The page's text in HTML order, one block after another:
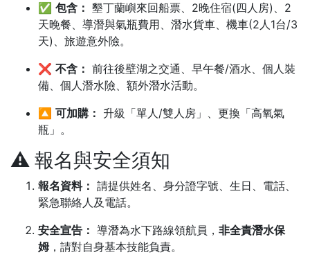
✅ 包含： 墾丁蘭嶼來回船票、2晚住宿(四人房)、2
天晚餐、導潛與氣瓶費用、潛水貨車、機車(2人1台/3
天)、旅遊意外險。
❌ 不含： 前往後壁湖之交通、早午餐/酒水、個人裝
備、個人潛水險、額外潛水活動。
🔼 可加購： 升級「單人/雙人房」、更換「高氧氣
瓶」。
⚠️ 報名與安全須知
報名資料： 請提供姓名、身分證字號、生日、電話、
緊急聯絡人及電話。
安全宣告： 導潛為水下路線領航員， 非全責潛水保
姆，請對自身基本技能負責。